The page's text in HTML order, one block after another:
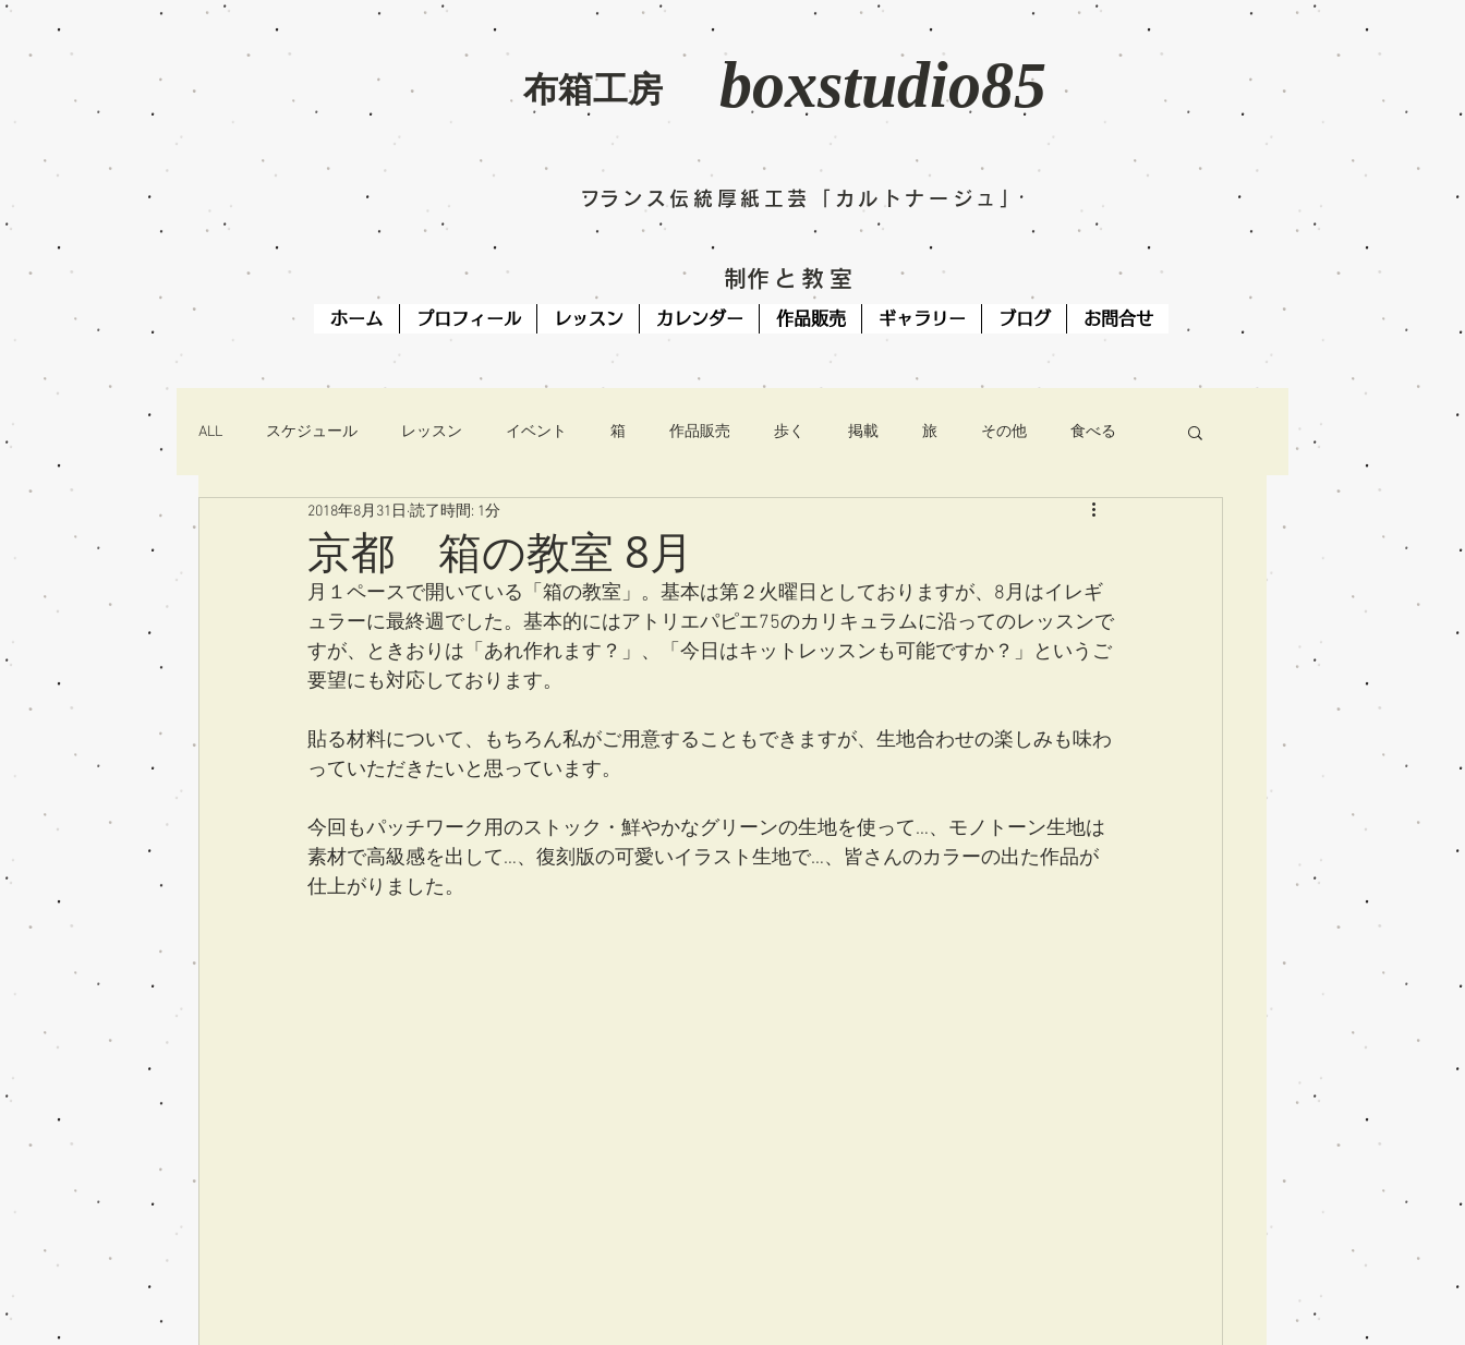
​布箱工房 boxstudio85
​フランス伝統厚紙工芸「カルトナージュ」
​制作と教室
ホーム プロフィール レッスン カレンダー 作品販売 ギャラリー ブログ お問合せ
ALL スケジュール レッスン イベント 箱 作品販売 歩く 掲載 旅 その他 食べる
京都 箱の教室 8月
2018年8月31日 読了時間: 1分
月１ペースで開いている「箱の教室」。基本は第２火曜日としておりますが、8月はイレギ
ュラーに最終週でした。基本的にはアトリエパピエ75のカリキュラムに沿ってのレッスンで
すが、ときおりは「あれ作れます？」、「今日はキットレッスンも可能ですか？」というご
要望にも対応しております。
貼る材料について、もちろん私がご用意することもできますが、生地合わせの楽しみも味わ
っていただきたいと思っています。
今回もパッチワーク用のストック・鮮やかなグリーンの生地を使って…、モノトーン生地は
素材で高級感を出して…、復刻版の可愛いイラスト生地で…、皆さんのカラーの出た作品が
仕上がりました。